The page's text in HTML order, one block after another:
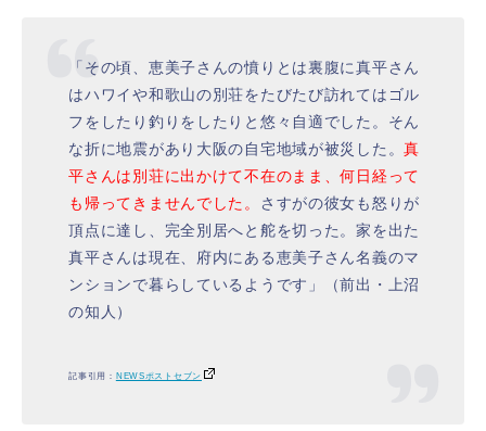
「その頃、恵美子さんの憤りとは裏腹に真平さん
はハワイや和歌山の別荘をたびたび訪れてはゴル
フをしたり釣りをしたりと悠々自適でした。そん
な折に地震があり大阪の自宅地域が被災した。真
平さんは別荘に出かけて不在のまま、何日経って
も帰ってきませんでした。
さすがの彼女も怒りが
頂点に達し、完全別居へと舵を切った。家を出た
真平さんは現在、府内にある恵美子さん名義のマ
ンションで暮らしているようです」（前出・上沼
の知人）
記事引用： NEWSポストセブン